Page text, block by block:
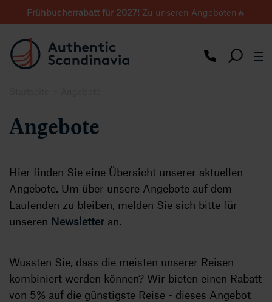
Frühbucherrabatt für 2027! Zu unseren Angeboten 🔥
Angebote
Hier finden Sie eine Übersicht unserer aktuellen
Angebote. Um über unsere Angebote auf dem
Laufenden zu bleiben, melden Sie sich bitte für
unseren Newsletter an.
Wussten Sie, dass die meisten unserer Reisen
kombiniert werden können? Wir bieten einen Rabatt
von 5% auf die günstigste Reise - dieses Angebot